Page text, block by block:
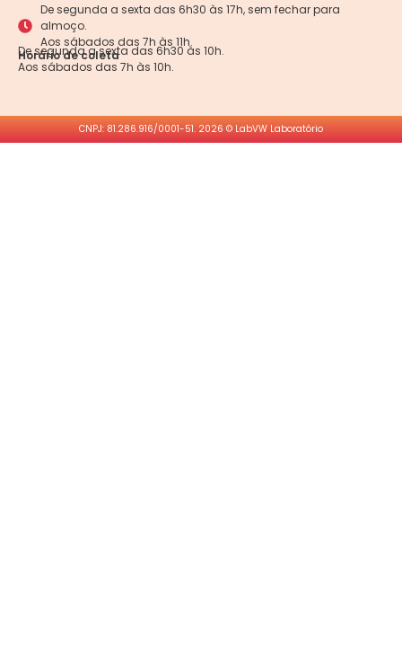
De segunda a sexta das 6h30 às 17h, sem fechar para
almoço.
Aos sábados das 7h às 11h.
Horário de coleta
De segunda a sexta das 6h30 às 10h.
Aos sábados das 7h às 10h.
CNPJ: 81.286.916/0001-51. 2026 © LabVW Laboratório